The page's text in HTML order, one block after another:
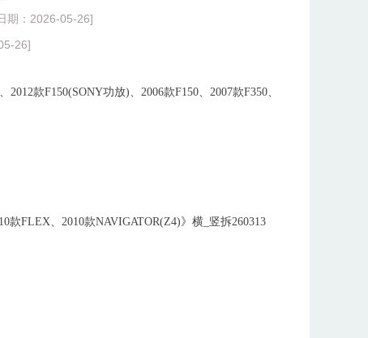
期：2026-05-26]
26]
款F150(SONY功放)、2006款F150、2007款F350、
款FLEX、2010款NAVIGATOR(Z4)》横_竖拆260313